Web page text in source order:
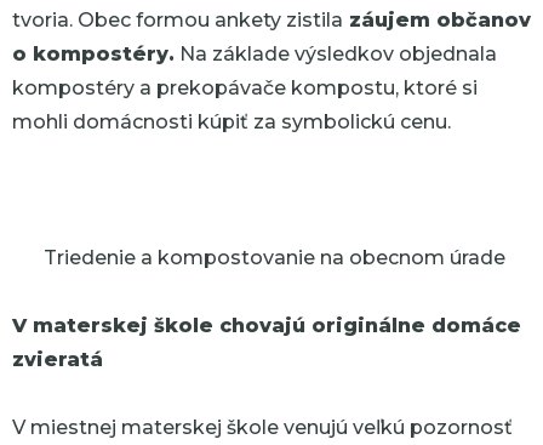
tvoria. Obec formou ankety zistila záujem občanov
o kompostéry. Na základe výsledkov objednala
kompostéry a prekopávače kompostu, ktoré si
mohli domácnosti kúpiť za symbolickú cenu.
Triedenie a kompostovanie na obecnom úrade
V materskej škole chovajú originálne domáce
zvieratá
V miestnej materskej škole venujú veľkú pozornosť